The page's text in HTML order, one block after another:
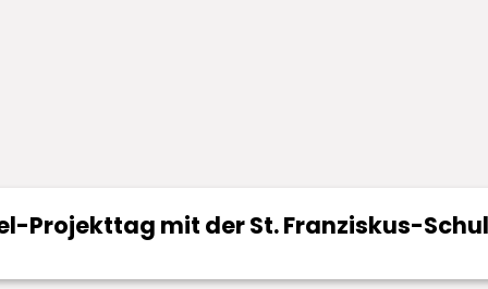
Projekttag mit der St. Franziskus-